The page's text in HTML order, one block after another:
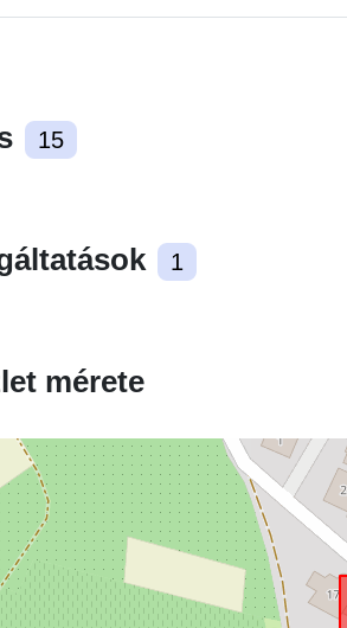
15
1
mérete